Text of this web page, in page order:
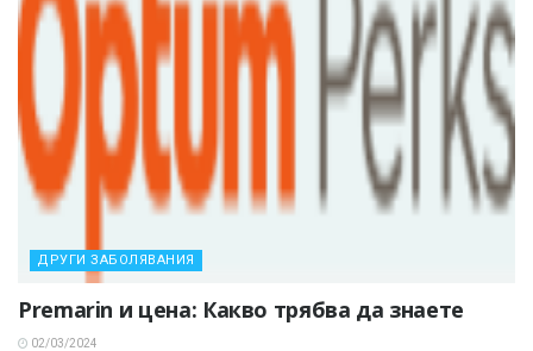
ДРУГИ ЗАБОЛЯВАНИЯ
Premarin и цена: Какво трябва да знаете
02/03/2024